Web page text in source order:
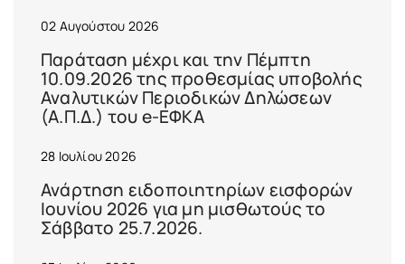
02 Αυγούστου 2026
Παράταση μέχρι και την Πέμπτη
10.09.2026 της προθεσμίας υποβολής
Αναλυτικών Περιοδικών Δηλώσεων
(Α.Π.Δ.) του e-ΕΦΚΑ
28 Ιουλίου 2026
Ανάρτηση ειδοποιητηρίων εισφορών
Ιουνίου 2026 για μη μισθωτούς το
Σάββατο 25.7.2026.